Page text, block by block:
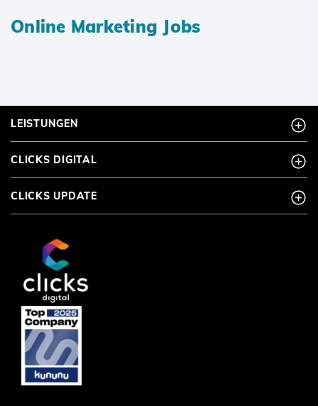
Online Marketing Jobs
LEISTUNGEN
CLICKS DIGITAL
CLICKS UPDATE